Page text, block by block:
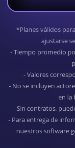
*Planes válidos
ajustarse
- Tiempo promedio
- Valores
- No se incluyen
en la
- Sin contratos,
- Para entrega de
nuestros software